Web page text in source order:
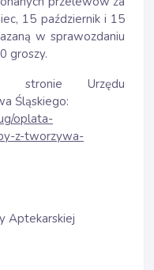
15 październik i 15
w sprawozdaniu
groszy.
stronie Urzędu
Śląskiego:
oplata-
z-tworzywa-
Aptekarskiej